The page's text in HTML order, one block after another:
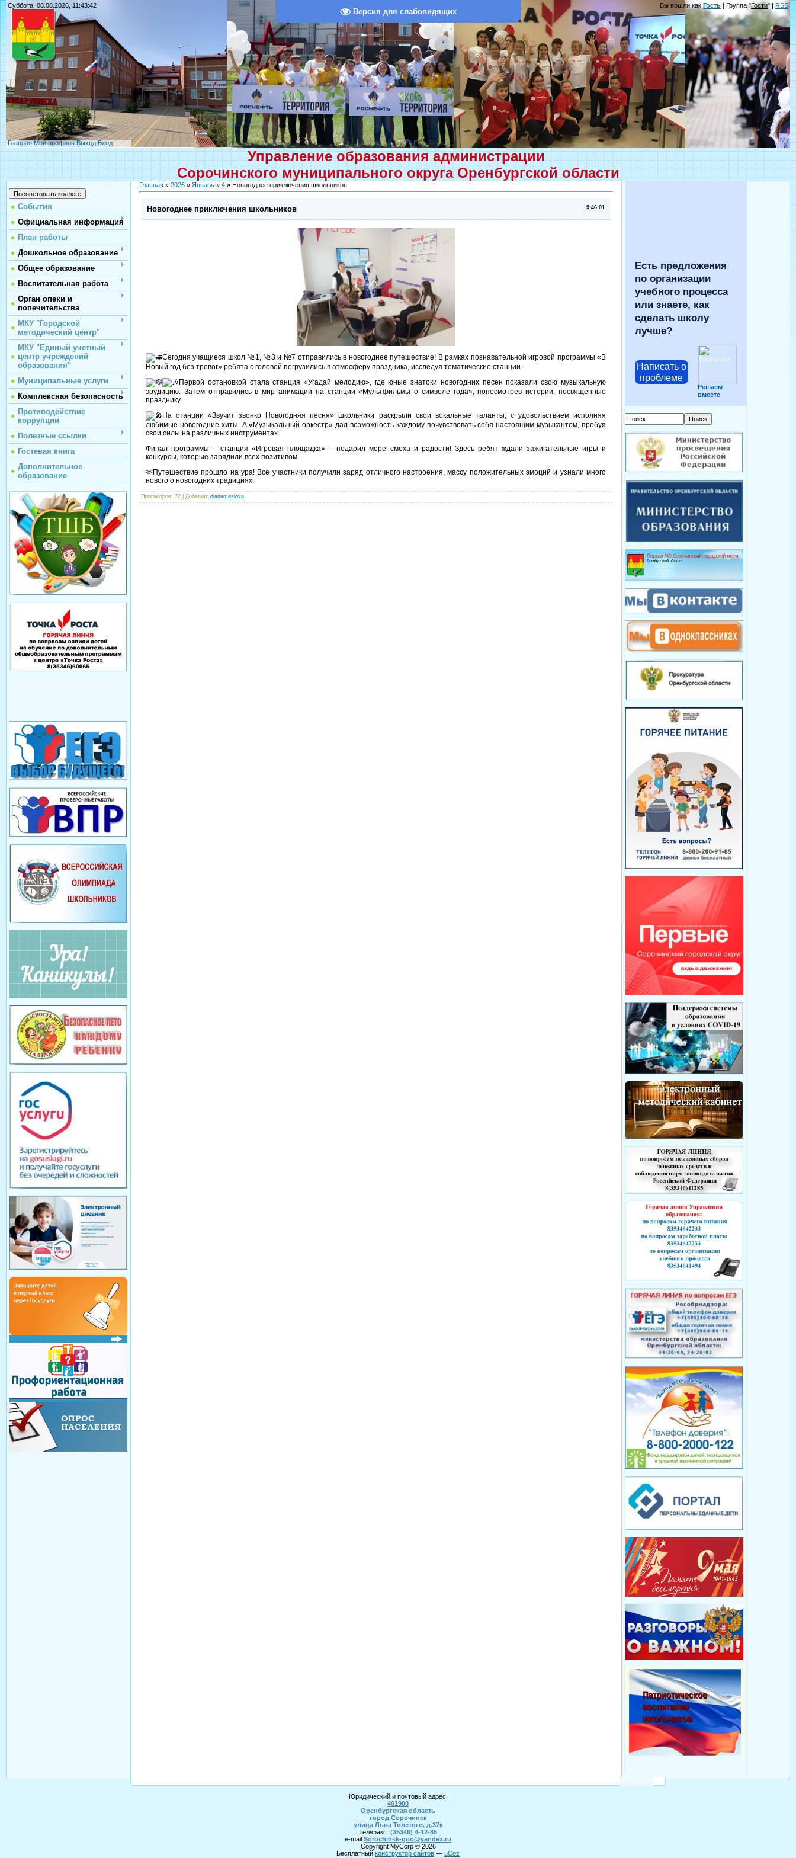
Версия для слабовидящих
Суббота, 08.08.2026, 11:43:42 Вы вошли какГость | Группа "Гости" | RSS
Главная Мой профиль Выход Вход
Управление образования администрации
Сорочинского муниципального округа Оренбургской области
События
Официальная информация
План работы
Дошкольное образование
Общее образование
Воспитательная работа
Орган опеки и
попечительства
МКУ "Городской
методический центр"
МКУ "Единый учетный
центр учреждений
образования"
Муниципальные услуги
Комплексная безопасность
Противодействие
коррупции
Полезные ссылки
Гостевая книга
Дополнительное
образование
Главная » 2026 » Январь » 4 » Новогоднее приключения школьников
9:46:01
Новогоднее приключения школьников
Сегодня учащиеся школ №1, №3 и №7 отправились в новогоднее путешествие! В рамках познавательной игровой программы «В
Новый год без тревог» ребята с головой погрузились в атмосферу праздника, исследуя тематические станции.
Первой остановкой стала станция «Угадай мелодию», где юные знатоки новогодних песен показали свою музыкальную
эрудицию. Затем отправились в мир анимации на станции «Мультфильмы о символе года», попосмотрев истории, посвященные
празднику.
На станции «Звучит звонко Новогодняя песня» школьники раскрыли свои вокальные таланты, с удовольствием исполняя
любимые новогодние хиты. А «Музыкальный оркестр» дал возможность каждому почувствовать себя настоящим музыкантом, пробуя
свои силы на различных инструментах.
Финал программы – станция «Игровая площадка» – подарил море смеха и радости! Здесь ребят ждали зажигательные игры и
конкурсы, которые зарядили всех позитивом.
🫶Путешествие прошло на ура! Все участники получили заряд отличного настроения, массу положительных эмоций и узнали много
нового о новогодних традициях.
Просмотров: 72 | Добавил: dianamaslova
Есть предложения
по организации
учебного процесса
или знаете, как
сделать школу
лучше?
Написать о
проблеме
Решаем
вместе
Юридический и почтовый адрес:
461900
Оренбургская область
город Сорочинск
улица Льва Толстого, д.37к
Тел/факс: (35346) 4-12-85
e-mail:Sorochinsk-goo@yandex.ru
Copyright MyCorp © 2026
Бесплатный конструктор сайтов — uCoz